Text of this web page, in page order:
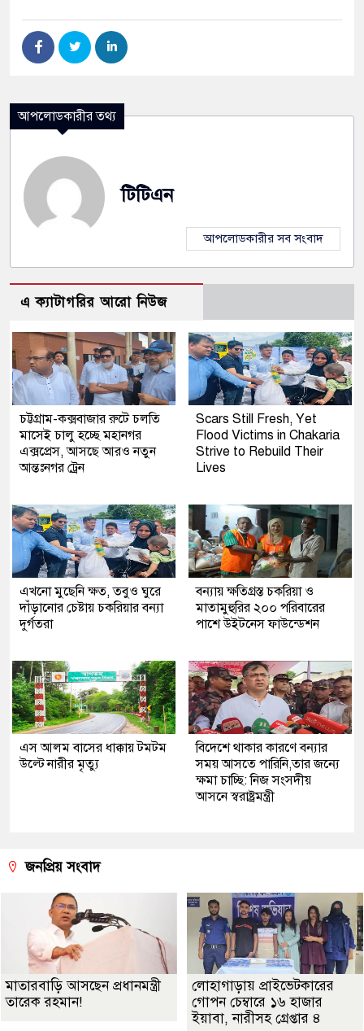
আপলোডকারীর তথ্য
টিটিএন
আপলোডকারীর সব সংবাদ
এ ক্যাটাগরির আরো নিউজ
চট্টগ্রাম-কক্সবাজার রুটে চলতি
মাসেই চালু হচ্ছে মহানগর
এক্সপ্রেস, আসছে আরও নতুন
আন্তঃনগর ট্রেন
Scars Still Fresh, Yet
Flood Victims in Chakaria
Strive to Rebuild Their
Lives
এখনো মুছেনি ক্ষত, তবুও ঘুরে
দাঁড়ানোর চেষ্টায় চকরিয়ার বন্যা
দুর্গতরা
বন্যায় ক্ষতিগ্রস্ত চকরিয়া ও
মাতামুহুরির ২০০ পরিবারের
পাশে উইটনেস ফাউন্ডেশন
এস আলম বাসের ধাক্কায় টমটম
উল্টে নারীর মৃত্যু
বিদেশে থাকার কারণে বন্যার
সময় আসতে পারিনি,তার জন্যে
ক্ষমা চাচ্ছি: নিজ সংসদীয়
আসনে স্বরাষ্ট্রমন্ত্রী
জনপ্রিয় সংবাদ
মাতারবাড়ি আসছেন প্রধানমন্ত্রী
তারেক রহমান!
লোহাগাড়ায় প্রাইভেটকারের
গোপন চেম্বারে ১৬ হাজার
ইয়াবা, নারীসহ গ্রেপ্তার ৪